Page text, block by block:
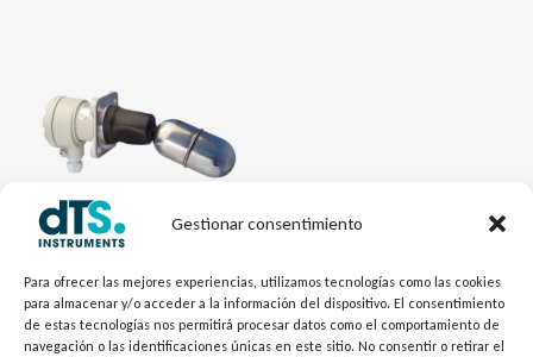
Gestionar consentimiento
Para ofrecer las mejores experiencias, utilizamos tecnologías como las cookies
para almacenar y/o acceder a la información del dispositivo. El consentimiento
de estas tecnologías nos permitirá procesar datos como el comportamiento de
navegación o las identificaciones únicas en este sitio. No consentir o retirar el
Electrónica dTSLevel
Interruptor de Nivel
Magnético NIVOMAG MK-